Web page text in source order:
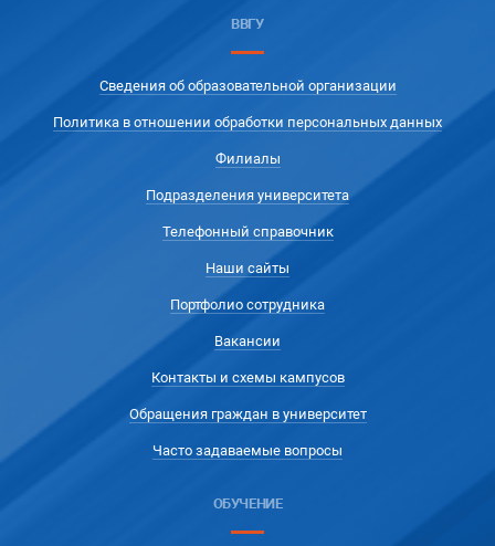
ВВГУ
Сведения об образовательной организации
Политика в отношении обработки персональных данных
Филиалы
Подразделения университета
Телефонный справочник
Наши сайты
Портфолио сотрудника
Вакансии
Контакты и схемы кампусов
Обращения граждан в университет
Часто задаваемые вопросы
ОБУЧЕНИЕ